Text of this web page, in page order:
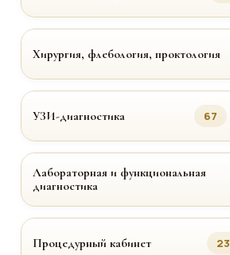
Хирургия, флебология, проктология
УЗИ-диагностика 67
Лабораторная и функциональная
диагностика
Процедурный кабинет 23